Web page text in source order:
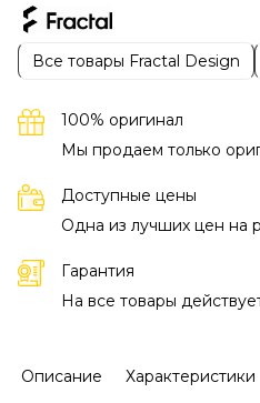
Все товары Fractal Design
100% оригинал
Мы продаем только
Доступные цены
Одна из лучших цен на
Гарантия
На все товары
Описание Характеристики